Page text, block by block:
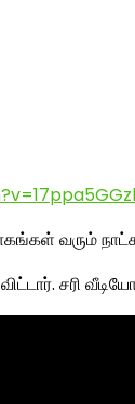
வரும்
சரி